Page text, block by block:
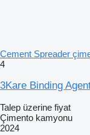
Cement Spreader
4
3Kare Binding
Talep üzerine fiyat
Çimento kamyonu
2024